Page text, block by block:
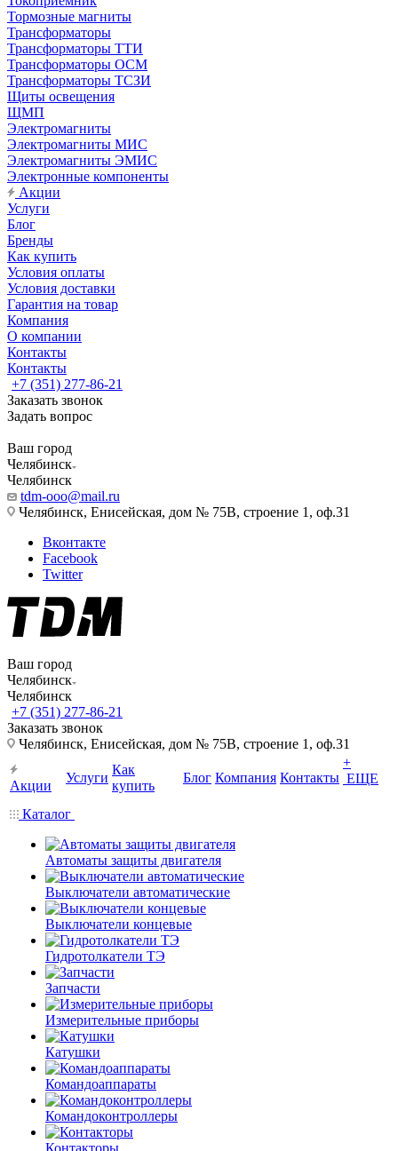
Тормозные магниты
Трансформаторы
Трансформаторы ТТИ
Трансформаторы ОСМ
Трансформаторы ТСЗИ
Щиты освещения
ЩМП
Электромагниты
Электромагниты МИС
Электромагниты ЭМИС
Электронные компоненты
Акции
Услуги
Блог
Бренды
Как купить
Условия оплаты
Условия доставки
Гарантия на товар
Компания
О компании
Контакты
Контакты
+7 (351) 277-86-21
Заказать звонок
Задать вопрос
Ваш город
Челябинск
Челябинск
tdm-ooo@mail.ru
Челябинск, Енисейская, дом № 75В, строение 1, оф.31
Вконтакте
Facebook
Twitter
Ваш город
Челябинск
Челябинск
+7 (351) 277-86-21
Заказать звонок
Челябинск, Енисейская, дом № 75В, строение 1, оф.31
Акции
Услуги
Как
купить
Блог Компания Контакты
+
ЕЩЕ
Каталог
Автоматы защиты двигателя
Выключатели автоматические
Выключатели концевые
Гидротолкатели ТЭ
Запчасти
Измерительные приборы
Катушки
Командоаппараты
Командоконтроллеры